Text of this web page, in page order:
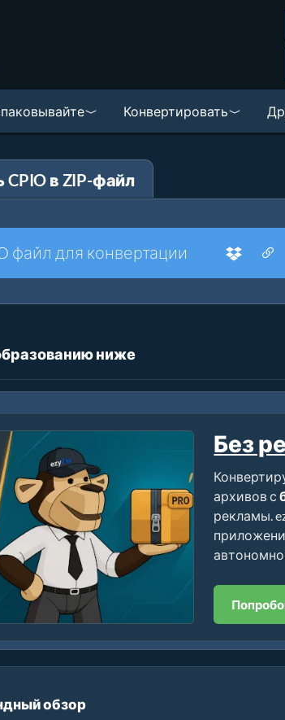
Конвертировать
в ZIP-файл
файл для конвертации
ниже
Без
архивов с
рекламы.
обзор
в ZIP (Простое Руководство)